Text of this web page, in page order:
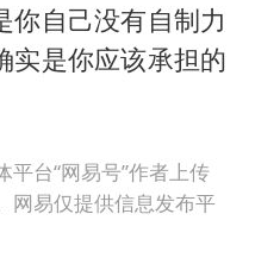
你自己没有自制力
实是你应该承担的
台“网易号”作者上传
网易仅提供信息发布平